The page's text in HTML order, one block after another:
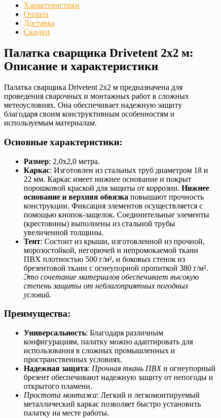
Характеристики
Оплата
Доставка
Скидки
Палатка сварщика Drivetent 2х2 м:
Описание и характеристики
Палатка сварщика Drivetent 2х2 м предназначена для
проведения сварочных и монтажных работ в сложных
метеоусловиях. Она обеспечивает надежную защиту
благодаря своим конструктивным особенностям и
используемым материалам.
Основные характеристики:
Размер: 2,0х2,0 метра.
Каркас: Изготовлен из стальных труб диаметром 18 и
22 мм. Каркас имеет нижнее основание и покрыт
порошковой краской для защиты от коррозии. Нижнее
основание и верхняя обвязка повышают прочность
конструкции. Фиксация элементов осуществляется с
помощью кнопок-защелок. Соединительные элементы
(крестовины) выполнены из стальной трубы
увеличенной толщины.
Тент: Состоит из крыши, изготовленной из прочной,
морозостойкой, негорючей и непромокаемой ткани
ПВХ плотностью 500 г/м², и боковых стенок из
брезентовой ткани с огнеупорной пропиткой 380 г/м².
Это сочетание материалов обеспечивает высокую
степень защиты от неблагоприятных погодных
условий.
Преимущества:
Универсальность: Благодаря различным
конфигурациям, палатку можно адаптировать для
использования в сложных промышленных и
пространственных условиях.
Надежная защита: Прочная ткань ПВХи огнеупорный
брезент обеспечивают надежную защиту от непогоды и
открытого пламени.
Простота монтажа: Легкий и легкомонтируемый
металлический каркас позволяет быстро установить
палатку на месте работы.